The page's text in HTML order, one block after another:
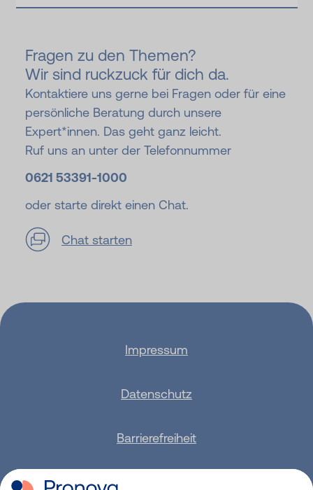
Fragen zu den Themen?
Wir sind ruckzuck für dich da.
Kontaktiere uns gerne bei Fragen oder für eine
persönliche Beratung durch unsere
Expert*innen. Das geht ganz leicht.
Ruf uns an unter der Telefonnummer
0621 53391-1000
oder starte direkt einen Chat.
Chat starten
Impressum
Datenschutz
Barrierefreiheit